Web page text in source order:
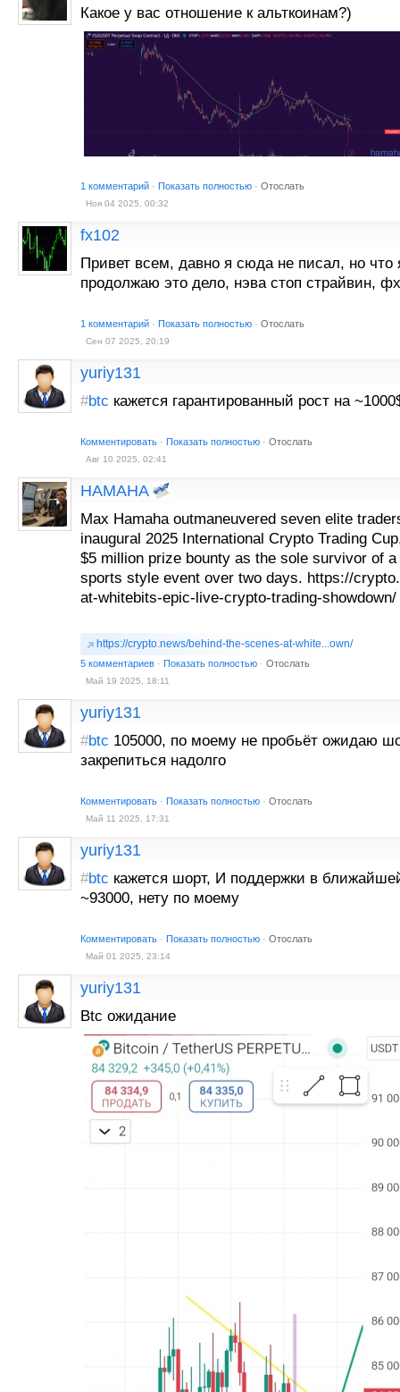
Какое у вас отношение к альткоинам?)
1 комментарий · Показать полностью · Отослать
Ноя 04 2025, 00:32
fx102
Привет всем, давно я сюда не писал, но что
продолжаю это дело, нэва стоп страйвин,
1 комментарий · Показать полностью · Отослать
Сен 07 2025, 20:19
yuriy131
#btc кажется гарантированный рост на
Комментировать · Показать полностью · Отослать
Авг 10 2025, 02:41
HAMAHA
Max Hamaha outmaneuvered seven elite
inaugural 2025 International Crypto Trading
$5 million prize bounty as the sole survivor of
sports style event over two days. https://
at-whitebits-epic-live-crypto-trading-showdown/
https://crypto.news/behind-the-scenes-at-white...own/
5 комментариев · Показать полностью · Отослать
Май 19 2025, 18:11
yuriy131
#btc 105000, по моему не пробьёт ожидаю
закрепиться надолго
Комментировать · Показать полностью · Отослать
Май 11 2025, 17:31
yuriy131
#btc кажется шорт, И поддержки в
~93000, нету по моему
Комментировать · Показать полностью · Отослать
Май 01 2025, 23:14
yuriy131
Btc ожидание